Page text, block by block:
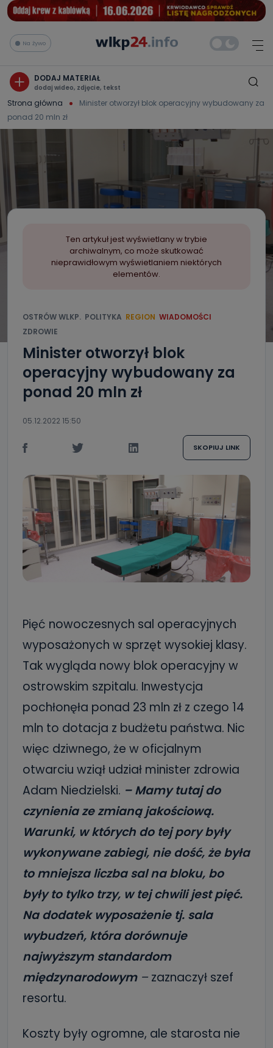
Na żywo
DODAJ MATERIAŁ
dodaj wideo, zdjęcie, tekst
Strona główna
Minister otworzył blok operacyjny wybudowany za
ponad 20 mln zł
Ten artykuł jest wyświetlany w trybie
archiwalnym, co może skutkować
nieprawidłowym wyświetlaniem niektórych
elementów.
OSTRÓW WLKP. POLITYKA REGION WIADOMOŚCI
ZDROWIE
Minister otworzył blok
operacyjny wybudowany za
ponad 20 mln zł
05.12.2022 15:50
SKOPIUJ LINK
Pięć nowoczesnych sal operacyjnych
wyposażonych w sprzęt wysokiej klasy.
Tak wygląda nowy blok operacyjny w
ostrowskim szpitalu. Inwestycja
pochłonęła ponad 23 mln zł z czego 14
mln to dotacja z budżetu państwa. Nic
więc dziwnego, że w oficjalnym
otwarciu wziął udział minister zdrowia
Adam Niedzielski. – Mamy tutaj do
czynienia ze zmianą jakościową.
Warunki, w których do tej pory były
wykonywane zabiegi, nie dość, że była
to mniejsza liczba sal na bloku, bo
były to tylko trzy, w tej chwili jest pięć.
Na dodatek wyposażenie tj. sala
wybudzeń, która dorównuje
najwyższym standardom
międzynarodowym– zaznaczył szef
resortu.
Koszty były ogromne, ale starosta nie